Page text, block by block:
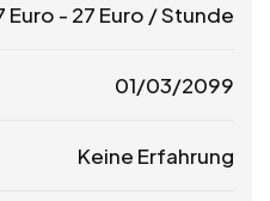
Euro - 27 Euro / Stunde
01/03/2099
Keine Erfahrung